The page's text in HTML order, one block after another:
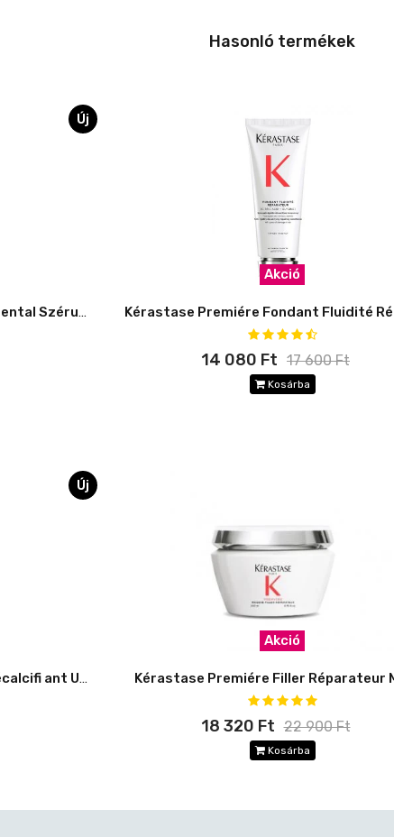
Hasonló termékek
Új
Kérastase Premiére Filler Fondamental Szérum
Akció
14 080 Ft 17 600 Ft
Kosárba
Új
Kérastase Premiére Concentré Décalcifi ant Ultra-Réparateur
Akció
Kérastase Premiére Filler Réparateur
18 320 Ft 22 900 Ft
Kosárba